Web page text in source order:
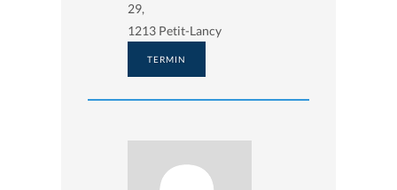
29,
1213 Petit-Lancy
TERMIN